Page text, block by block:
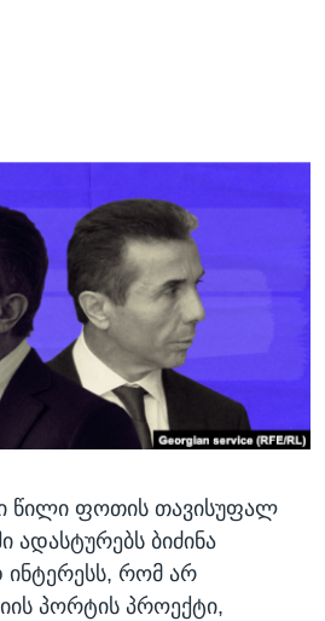
წილი ფოთის თავისუფალ
ადასტურებს ბიძინა
ინტერესს, რომ არ
პორტის პროექტი,